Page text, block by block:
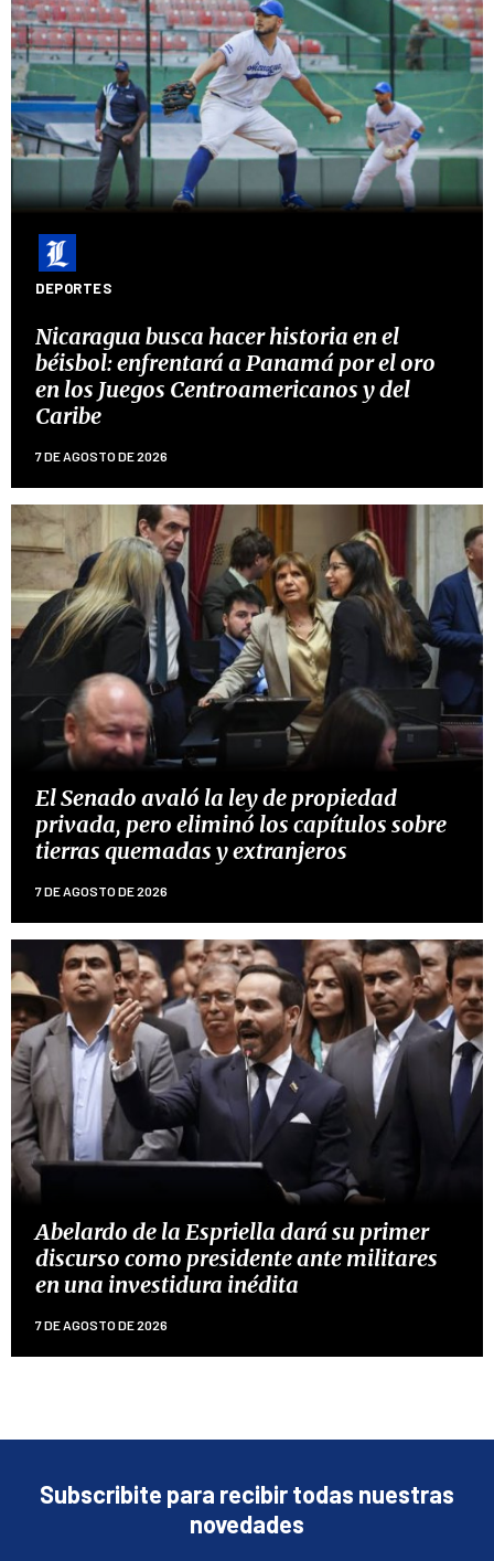
DEPORTES
Nicaragua busca hacer historia en el
béisbol: enfrentará a Panamá por el oro
en los Juegos Centroamericanos y del
Caribe
7 DE AGOSTO DE 2026
El Senado avaló la ley de propiedad
privada, pero eliminó los capítulos sobre
tierras quemadas y extranjeros
7 DE AGOSTO DE 2026
Abelardo de la Espriella dará su primer
discurso como presidente ante militares
en una investidura inédita
7 DE AGOSTO DE 2026
Subscribite para recibir todas nuestras
novedades